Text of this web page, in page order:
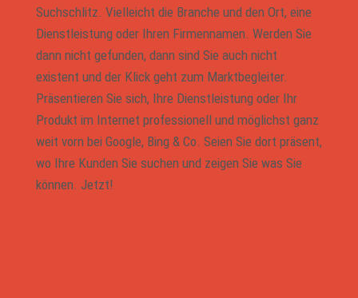
Suchschlitz. Vielleicht die Branche und den Ort, eine
Dienstleistung oder Ihren Firmennamen. Werden Sie
dann nicht gefunden, dann sind Sie auch nicht
existent und der Klick geht zum Marktbegleiter.
Präsentieren Sie sich, Ihre Dienstleistung oder Ihr
Produkt im Internet professionell und möglichst ganz
weit vorn bei Google, Bing & Co. Seien Sie dort präsent,
wo Ihre Kunden Sie suchen und zeigen Sie was Sie
können. Jetzt!